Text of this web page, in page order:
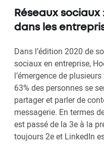
Réseaux
dans les
Dans l’édition 2020 de
sociaux en entreprise,
l’émergence de
63% des personnes se
partager et parler de
messagerie. En termes
est passé de la 3e à la
toujours 2e et LinkedIn